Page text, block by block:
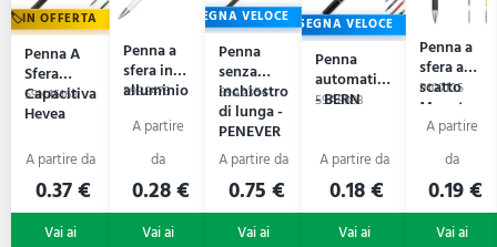
IN OFFERTA
Penna A
Sfera
Capacitiva
Hevea
59N45168
0.37 €
Penna a
sfera in
alluminio
gommoso
Yvette
59B8476
0.28 €
CONSEGNA VELOCE
Penna
senza
inchiostro
di lunga -
PENEVER
59A2354
0.75 €
CONSEGNA VELOCE
Penna
automatica
- BERN
59A8893
0.18 €
Penna a
sfera a
scatto
Moneta
in
alluminio
P107105
0.19 €